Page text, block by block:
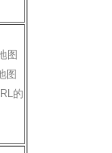
图
图
的